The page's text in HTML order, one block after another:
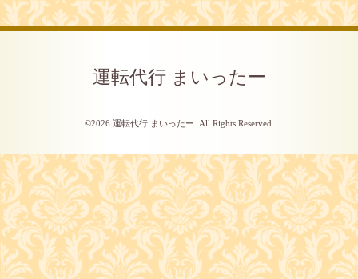
運転代行 まいったー
©2026 運転代行 まいったー . All Rights Reserved.